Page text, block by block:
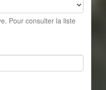
Pour consulter la liste